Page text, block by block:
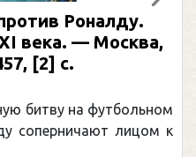
Роналду.
века. — Москва,
[2] с.
битву на футбольном
соперничают лицом к